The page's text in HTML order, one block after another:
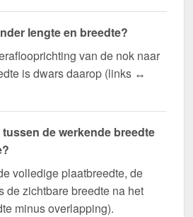
lengte en breedte?
van de nok naar
is dwars daarop (links ↔
de werkende breedte
volledige plaatbreedte, de
de zichtbare breedte na het
minus overlapping).